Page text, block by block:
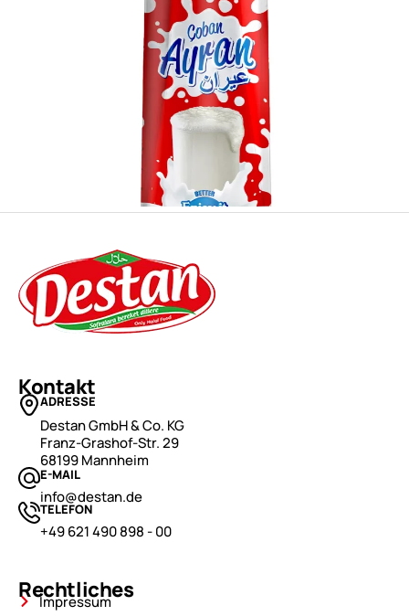
Kontakt
ADRESSE
Destan GmbH & Co. KG
Franz-Grashof-Str. 29
68199 Mannheim
E-MAIL
info@destan.de
TELEFON
+49 621 490 898 - 00
Rechtliches
Impressum